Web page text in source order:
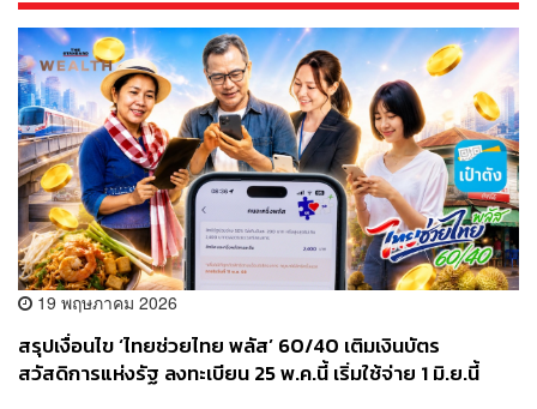
19 พฤษภาคม 2026
สรุปเงื่อนไข ‘ไทยช่วยไทย พลัส’ 60/40 เติมเงินบัตร
สวัสดิการแห่งรัฐ ลงทะเบียน 25 พ.ค.นี้ เริ่มใช้จ่าย 1 มิ.ย.นี้